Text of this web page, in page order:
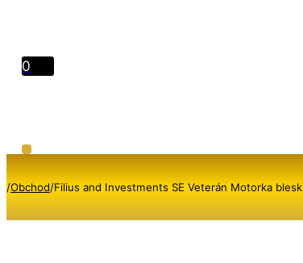
0
/Obchod/Filius and Investments SE Veterán Motorka blesk